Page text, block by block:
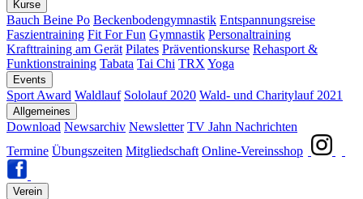
Kurse
Bauch Beine Po Beckenbodengymnastik Entspannungsreise
Faszientraining Fit For Fun Gymnastik Personaltraining
Krafttraining am Gerät Pilates Präventionskurse Rehasport &
Funktionstraining Tabata Tai Chi TRX Yoga
Events
Sport Award Waldlauf Sololauf 2020 Wald- und Charitylauf 2021
Allgemeines
Download Newsarchiv Newsletter TV Jahn Nachrichten
Termine Übungszeiten Mitgliedschaft Online-Vereinsshop
Verein